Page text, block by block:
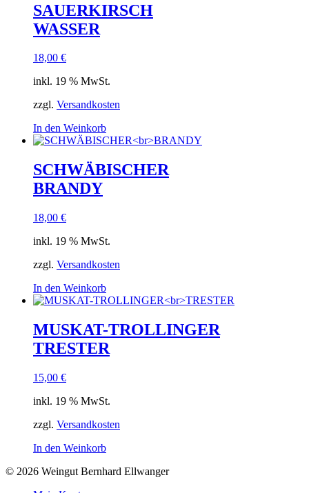
SAUERKIRSCH
WASSER
18,00 €
inkl. 19 % MwSt.
zzgl. Versandkosten
In den Weinkorb
SCHWÄBISCHER
BRANDY
18,00 €
inkl. 19 % MwSt.
zzgl. Versandkosten
In den Weinkorb
MUSKAT-TROLLINGER
TRESTER
15,00 €
inkl. 19 % MwSt.
zzgl. Versandkosten
In den Weinkorb
© 2026 Weingut Bernhard Ellwanger